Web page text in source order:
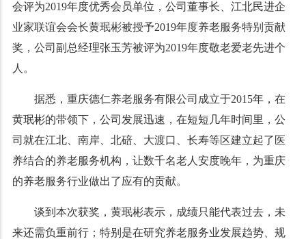
会评为2019年度优秀会员单位，公司董事长、江北民进企
业家联谊会会长黄珉彬被授予2019年度养老服务特别贡献
奖，公司副总经理张玉芳被评为2019年度敬老爱老先进个
人。
据悉，重庆德仁养老服务有限公司成立于2015年，在
黄珉彬的带领下，公司发展迅速，在短短几年时间里，公
司就在江北、南岸、北碚、大渡口、长寿等区建立起了医
养结合的养老服务机构，让数千名老人安度晚年，为重庆
的养老服务行业做出了应有的贡献。
谈到本次获奖，黄珉彬表示，成绩只能代表过去，未
来还需负重前行；特别是在研究养老服务业发展趋势、规